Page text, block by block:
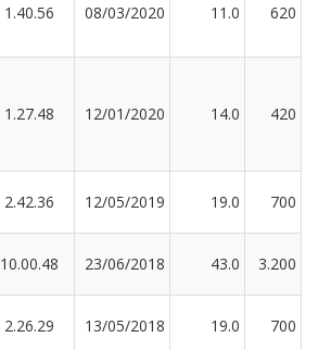
1.40.56 08/03/2020 11.0 620
1.27.48 12/01/2020 14.0 420
2.42.36 12/05/2019 19.0 700
10.00.48 23/06/2018 43.0 3.200
2.26.29 13/05/2018 19.0 700